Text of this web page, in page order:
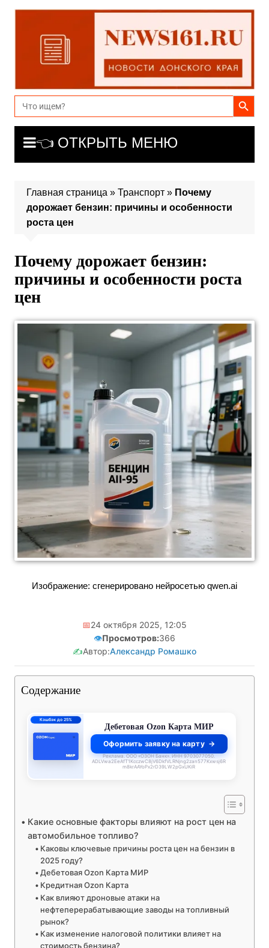
Перейти
содержимому
Search
for:
Search Button
👈 ОТКРЫТЬ МЕНЮ
Главная страница » Транспорт» Почему
дорожает бензин: причины и особенности
роста цен
Почему дорожает бензин:
причины и особенности роста
цен
Изображение: сгенерировано нейросетью qwen.ai
📅24 октября 2025, 12:05
👁️Просмотров:366
✍️Автор:Александр Ромашко
Содержание
Кэшбэк до 25%
Дебетовая Ozon Карта МИР
Оформить заявку на карту
Реклама. ООО «ОЗОН Банк». ИНН 9703077050.
ADLVwa2EeAfT1KcczwC8jV6DkfVLRNjng2zan577Kxwsj6R
m8krAAYoPx2rD39LW2pGxUKiR
Какие основные факторы влияют на рост цен на
автомобильное топливо?
Каковы ключевые причины роста цен на бензин в
2025 году?
Дебетовая Ozon Карта МИР
Кредитная Ozon Карта
Как влияют дроновые атаки на
нефтеперерабатывающие заводы на топливный
рынок?
Как изменение налоговой политики влияет на
стоимость бензина?